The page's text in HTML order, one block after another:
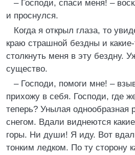
– Господи, спаси меня! –
и проснулся.
Когда я открыл глаза, то
краю страшной бездны и
столкнуть меня в эту бездну.
существо.
– Господи, помоги мне! –
прихожу в себя. Господи, где
теперь? Унылая однообразная
снегом. Вдали виднеются
горы. Ни души! Я иду. Вот
тонким ледком. По ту сторону